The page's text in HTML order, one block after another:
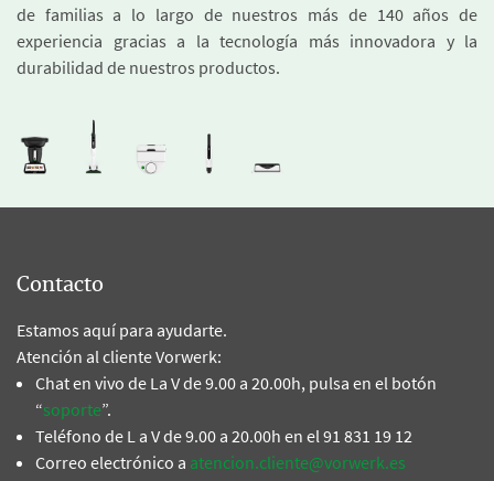
de familias a lo largo de nuestros más de 140 años de
experiencia gracias a la tecnología más innovadora y la
durabilidad de nuestros productos.
Contacto
Estamos aquí para ayudarte.
Atención al cliente Vorwerk:
Chat en vivo de La V de 9.00 a 20.00h, pulsa en el botón
“soporte”.
Teléfono de L a V de 9.00 a 20.00h en el 91 831 19 12
Correo electrónico a atencion.cliente@vorwerk.es